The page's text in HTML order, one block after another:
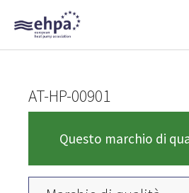
Skip to main navigation
Skip to main content
Skip to page footer
AT-HP-00901
Questo marchio di